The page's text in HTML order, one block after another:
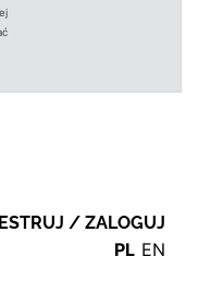
/ ZALOGUJ
PL EN